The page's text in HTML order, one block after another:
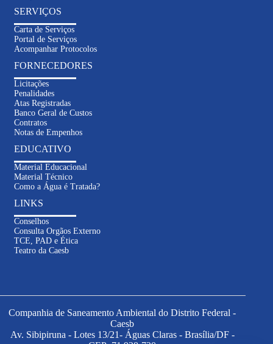
SERVIÇOS
Carta de Serviços
Portal de Serviços
Acompanhar Protocolos
FORNECEDORES
Licitações
Penalidades
Atas Registradas
Banco Geral de Custos
Contratos
Notas de Empenhos
EDUCATIVO
Material Educacional
Material Técnico
Como a Água é Tratada?
LINKS
Conselhos
Consulta Orgãos Externo
TCE, PAD e Ética
Teatro da Caesb
Companhia de Saneamento Ambiental do Distrito Federal -
Caesb
Av. Sibipiruna - Lotes 13/21- Águas Claras - Brasília/DF -
Dúvidas sobre abastecimento e
esgoto